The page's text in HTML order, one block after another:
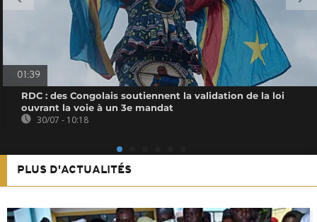
01:39
RDC : des Congolais soutiennent la validation de la loi
ouvrant la voie à un 3e mandat
30/07 - 10:18
PLUS D'ACTUALITÉS